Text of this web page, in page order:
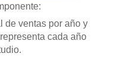
de ventas por año y
cada año